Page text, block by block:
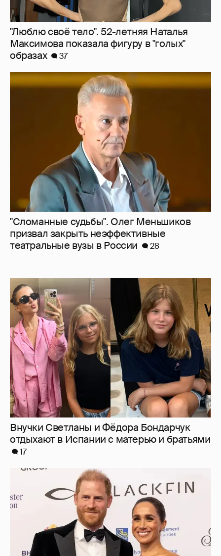
"Сломанные судьбы". Олег Меньшиков
призвал закрыть неэффективные
театральные вузы в России
Внучки Светланы и Фёдора Бондарчук
отдыхают в Испании с матерью и братьями
17
Меган Маркл и принц Гарри вышли в свет
в Канаде